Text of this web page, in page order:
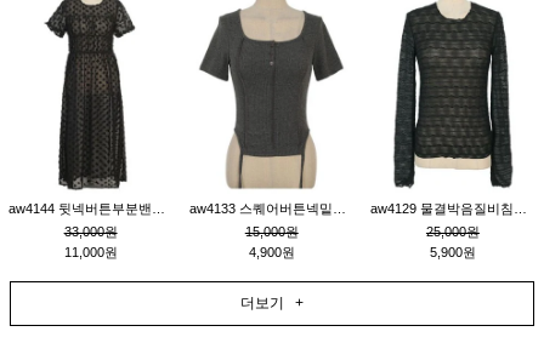
33,000원
11,000원
15,000원
4,900원
25,000원
5,900원
더보기 +